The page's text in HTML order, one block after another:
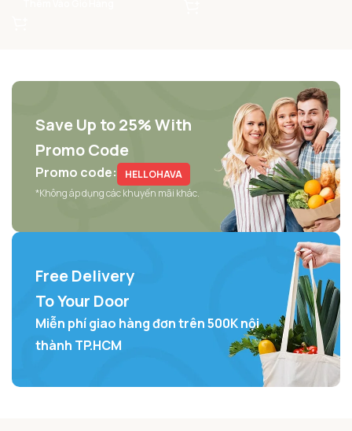
Save Up to 25% With
Promo Code
Promo code:
HELLOHAVA
*Không áp dụng các khuyến mãi khác.
Free Delivery
To Your Door
Miễn phí giao hàng đơn trên 500K nội
thành TP.HCM